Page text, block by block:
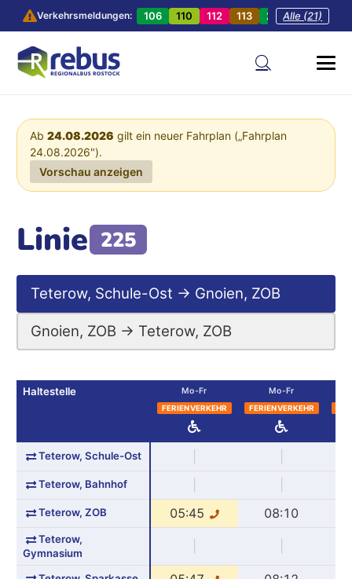
Verkehrsmeldungen: 106 110 112 113 201 202
Alle (21)
Ab 24.08.2026 gilt ein neuer Fahrplan („Fahrplan
24.08.2026").
Vorschau anzeigen
Linie 225
Teterow, Schule-Ost → Gnoien, ZOB
Gnoien, ZOB → Teterow, ZOB
Haltestelle Mo-Fr
FERIENVERKEHR
Mo-Fr
FERIENVERKEHR
Teterow, Schule-Ost
Teterow, Bahnhof
Teterow, ZOB 05:45 08:10
Teterow,
Gymnasium